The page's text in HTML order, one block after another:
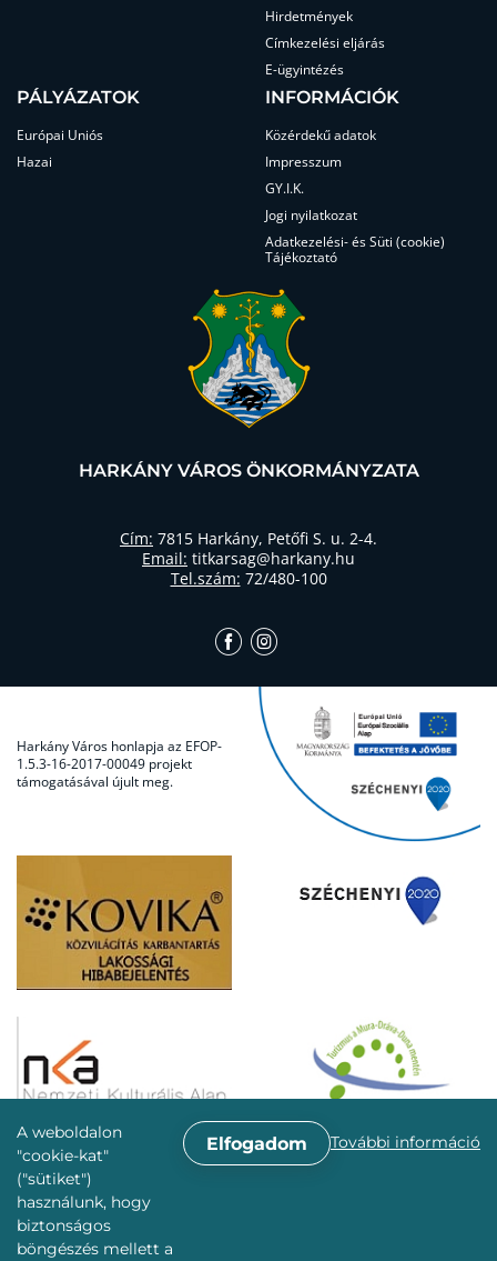
A weboldalon
"cookie-kat"
("sütiket")
használunk, hogy
biztonságos
böngészés mellett a
Elfogadom További információ
Hirdetmények
Címkezelési eljárás
E-ügyintézés
PÁLYÁZATOK
Európai Uniós
Hazai
INFORMÁCIÓK
Közérdekű adatok
Impresszum
GY.I.K.
Jogi nyilatkozat
Adatkezelési- és Süti (cookie)
Tájékoztató
HARKÁNY VÁROS ÖNKORMÁNYZATA
Cím: 7815 Harkány, Petőfi S. u. 2-4.
Email: titkarsag@harkany.hu
Tel.szám: 72/480-100
Harkány Város honlapja az EFOP-
1.5.3-16-2017-00049 projekt
támogatásával újult meg.